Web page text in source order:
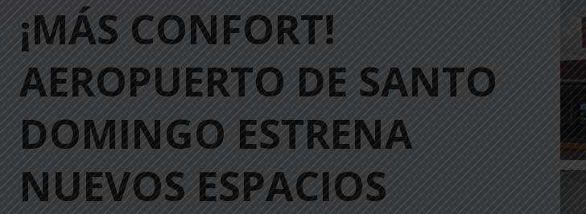
¡MÁS CONFORT!
AEROPUERTO DE SANTO
DOMINGO ESTRENA
NUEVOS ESPACIOS